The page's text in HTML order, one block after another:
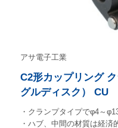
アサ電子工業
C2形カップリング
グルディスク） CU
・クランプタイプでφ4～
・ハブ、中間の材質は経済